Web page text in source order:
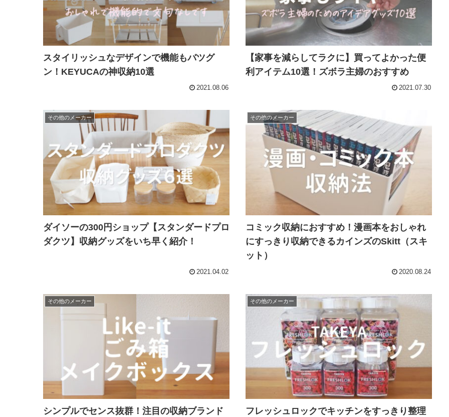
スタイリッシュなデザインで機能もバツグ
ン！KEYUCAの神収納10選
2021.08.06
【家事を減らしてラクに】買ってよかった便
利アイテム10選！ズボラ主婦のおすすめ
2021.07.30
その他のメーカー
ダイソーの300円ショップ【スタンダードプロ
ダクツ】収納グッズをいち早く紹介！
2021.04.02
その他のメーカー
コミック収納におすすめ！漫画本をおしゃれ
にすっきり収納できるカインズのSkitt（スキ
ット）
2020.08.24
その他のメーカー
シンプルでセンス抜群！注目の収納ブランド
その他のメーカー
フレッシュロックでキッチンをすっきり整理